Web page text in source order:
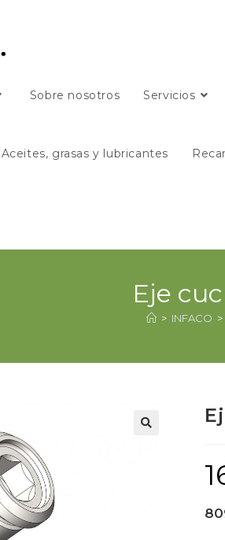
Sobre nosotros Servicios
Aceites, grasas y lubricantes
Eje
> INFACO >